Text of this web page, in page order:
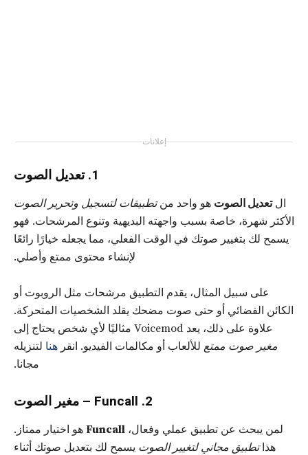
إعلانات
1. تعديل الصوت
التعديل الصوت هو واحد منتطبيقات لتسجيل وتحرير الصوت
الأكثر شهرة، خاصة بسبب واجهته البديهية وتنوع المرشحات. فهو
يسمح لك بتغيير صوتك في الوقت الفعلي، مما يجعله خيارًا رائعًا
لإنشاء محتوى ممتع وأصلي.
على سبيل المثال، يقدم التطبيق مرشحات مثل الروبوت أو
الكائن الفضائي أو حتى صوت مضحك يقلد الشخصيات المتحركة.
علاوة على ذلك، يعد Voicemod مثاليًا لأي شخص يحتاج إلى
مغير صوت ممتع للألعاب أو مكالمات الفيديو. انقر هنا لتنزيله
مجانا.
2. Funcall – مغير الصوت
لمن يبحث عن تطبيق عملي وفعال، Funcall هو اختيار ممتاز.
هذاتطبيق مجاني لتغيير الصوت يسمح لك بتعديل صوتك أثناء